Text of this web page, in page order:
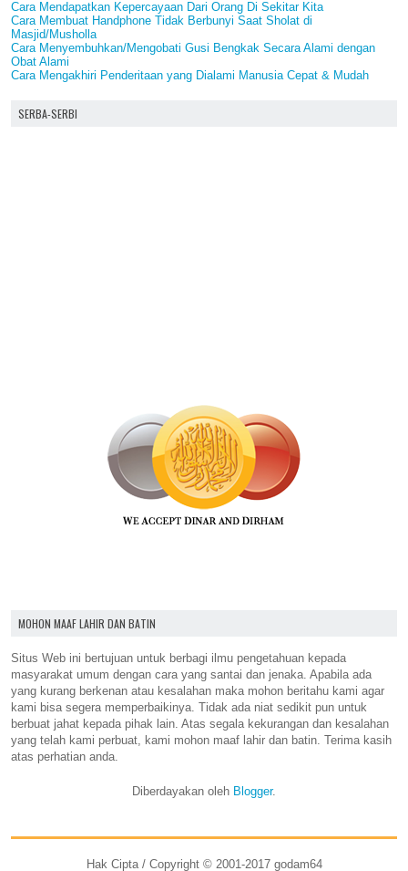
Cara Mendapatkan Kepercayaan Dari Orang Di Sekitar Kita
Cara Membuat Handphone Tidak Berbunyi Saat Sholat di
Masjid/Musholla
Cara Menyembuhkan/Mengobati Gusi Bengkak Secara Alami dengan
Obat Alami
Cara Mengakhiri Penderitaan yang Dialami Manusia Cepat & Mudah
SERBA-SERBI
MOHON MAAF LAHIR DAN BATIN
Situs Web ini bertujuan untuk berbagi ilmu pengetahuan kepada
masyarakat umum dengan cara yang santai dan jenaka. Apabila ada
yang kurang berkenan atau kesalahan maka mohon beritahu kami agar
kami bisa segera memperbaikinya. Tidak ada niat sedikit pun untuk
berbuat jahat kepada pihak lain. Atas segala kekurangan dan kesalahan
yang telah kami perbuat, kami mohon maaf lahir dan batin. Terima kasih
atas perhatian anda.
Diberdayakan oleh Blogger.
Hak Cipta / Copyright © 2001-2017 godam64